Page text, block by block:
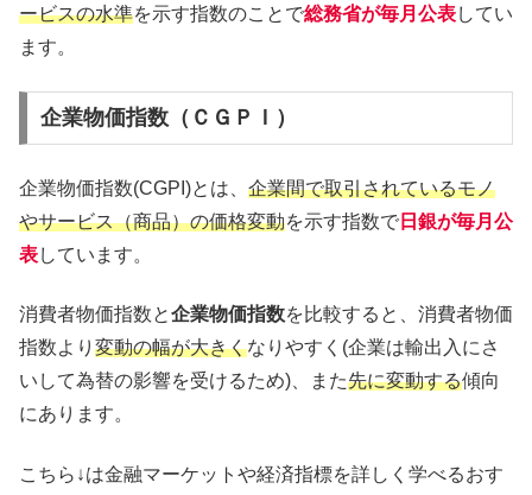
ービスの水準を示す指数のことで総務省が毎月公表してい
ます。
企業物価指数（ＣＧＰＩ）
企業物価指数(CGPI)とは、 企業間で取引されているモノ
やサービス（商品）の価格変動を示す指数で 日銀が毎月公
表しています。
消費者物価指数と企業物価指数を比較すると、消費者物価
指数より 変動の幅が大きくなりやすく(企業は輸出入にさ
いして為替の影響を受けるため)、また先に変動する傾向
にあります。
こちら↓は金融マーケットや経済指標を詳しく学べるおす